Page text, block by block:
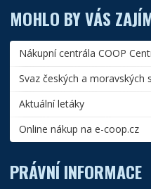
MOHLO BY VÁS
Nákupní centrála COOP
Svaz českých a moravských
Aktuální letáky
Online nákup na e-coop.cz
PRÁVNÍ INFORMACE